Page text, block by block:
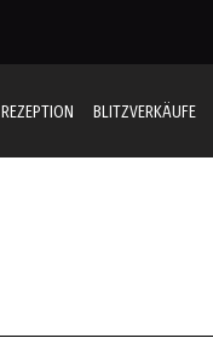
REZEPTION BLITZVERKÄUFE